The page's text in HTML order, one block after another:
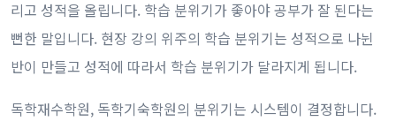
리고 성적을 올립니다. 학습 분위기가 좋아야 공부가 잘 된다는
뻔한 말입니다. 현장 강의 위주의 학습 분위기는 성적으로 나뉜
반이 만들고 성적에 따라서 학습 분위기가 달라지게 됩니다.
독학재수학원, 독학기숙학원의 분위기는 시스템이 결정합니다.